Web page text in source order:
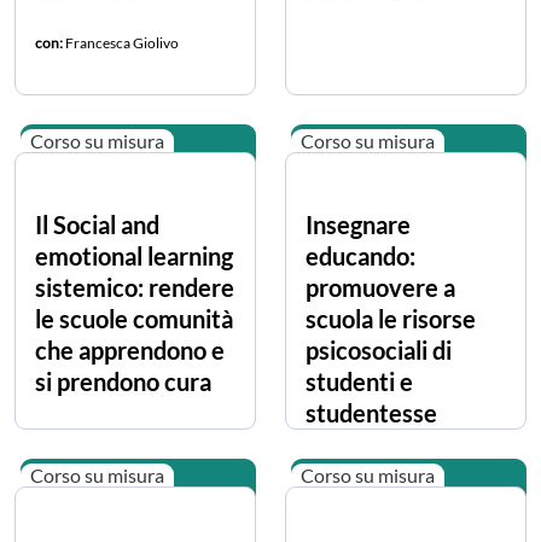
con: Francesca Giolivo
Corso su misura
Il Social and
emotional learning
sistemico: rendere
le scuole comunità
che apprendono e
si prendono cura
Corso su misura
Insegnare
educando:
promuovere a
scuola le risorse
psicosociali di
studenti e
studentesse
Corso su misura Corso su misura